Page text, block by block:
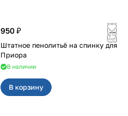
950 ₽
Штатное пенолитьё на спинку для
Приора
В наличии
В корзину